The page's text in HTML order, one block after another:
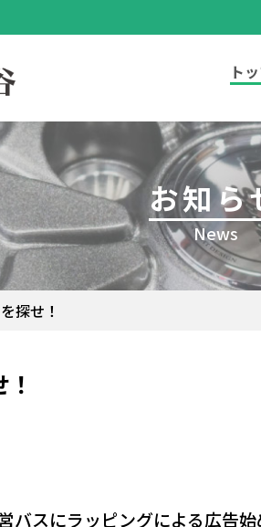
ト
お知ら
News
探せ！
バスにラッピングによる広告